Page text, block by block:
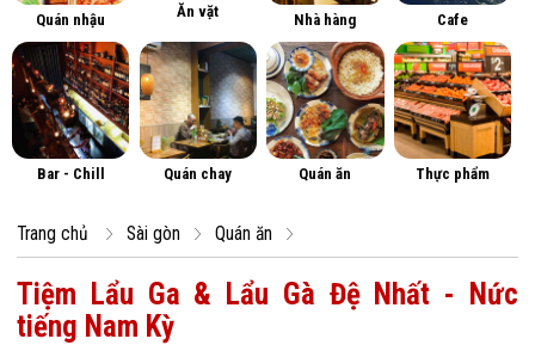
Quán nhậu
Ăn vặt
Nhà hàng Cafe
Bar - Chill Quán chay Quán ăn Thực phẩm
Trang chủ Sài gòn Quán ăn
Tiệm Lẩu Ga & Lẩu Gà Đệ Nhất - Nức
tiếng Nam Kỳ